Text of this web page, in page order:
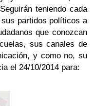
teniendo cada
partidos políticos a
que conozcan
sus canales de
y como no, su
el 24/10/2014 para: